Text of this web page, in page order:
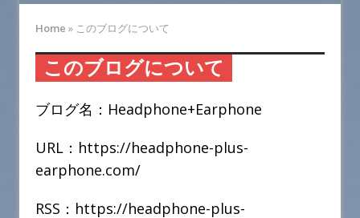
Home » このブログについて
このブログについて
ブログ名：Headphone+Earphone
URL：https://headphone-plus-
earphone.com/
RSS：https://headphone-plus-